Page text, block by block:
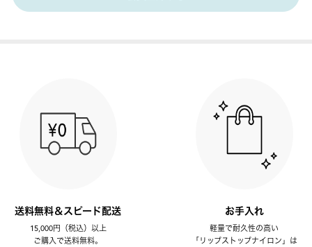
送料無料＆スピード配送
15,000円（税込）以上
ご購入で送料無料。
お手入れ
軽量で耐久性の高い
「リップストップナイロン」は